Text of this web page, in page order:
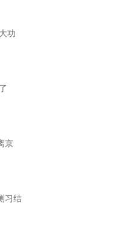
功
京
习结